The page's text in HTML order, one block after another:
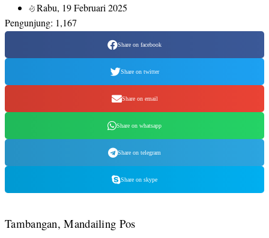
Rabu, 19 Februari 2025
Pengunjung: 1,167
Share on facebook
Share on twitter
Share on email
Share on whatsapp
Share on telegram
Share on skype
Tambangan, Mandailing Pos